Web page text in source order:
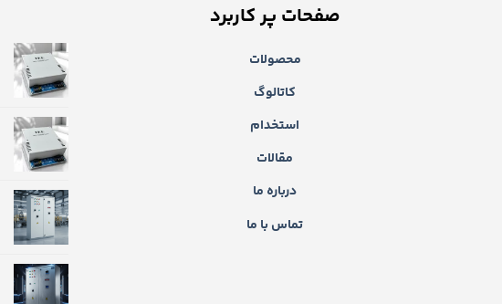
صفحات پر کاربرد
محصولات
کاتالوگ
استخدام
مقالات
درباره ما
تماس با ما